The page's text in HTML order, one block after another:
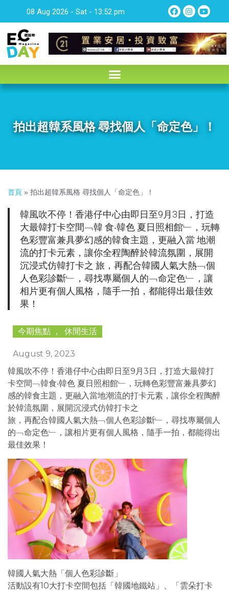
08 Aug 2026 - Sat - 13:52 pm
拍出超韓系風格 尋找個人「命定色」！
首頁 » 拍出超韓系風格 尋找個人「命定色」！
韓風吹不停！香港仔中心由即日至9月3日，打造
大最韓打卡空間﹁韓 食‧韓色 夏日照相館﹂，玩轉
色彩豐富兼具夢幻感的韓食主題，更融入當 地潮
流的打卡元素，讓你全程陶醉於韓流氛圍，展開
沉浸式仿韓打卡之 旅，再配合韓國人氣大熱﹁個
人色彩診斷﹂，尋找專屬個人的﹁命定色﹂，讓
相片更有個人風格，隨手一拍，都能得出最佳效
果！
今期焦點 , 休閒生活
August 9, 2023
韓風吹不停！香港仔中心由即日至9月3日，打造大最韓打
卡空間﹁韓食‧韓色 夏日照相館﹂，玩轉色彩豐富兼具夢幻
感的韓食主題，更融入當地潮流的打卡元素，讓你全程陶醉
於韓流氛圍，展開沉浸式仿韓打卡之
旅，再配合韓國人氣大熱﹁個人色彩診斷﹂，尋找專屬個人
的﹁命定色﹂，讓相片更有個人風格，隨手一拍，都能得出
最佳效果！
韓國人氣大熱「個人色彩診斷」
活動設有10大打卡空間包括「韓國地鐵站」、「雲朵打卡